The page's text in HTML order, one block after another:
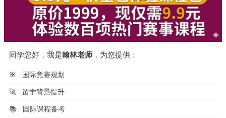
同学您好，我是翰林老师 ，为您提供：
🎯 国际竞赛规划
🚀 留学背景提升
📚 国际课程备考